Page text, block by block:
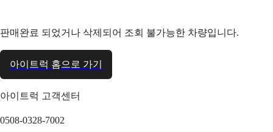
판매완료 되었거나 삭제되어 조회 불가능한 차량입니다.
아이트럭 홈으로 가기
아이트럭 고객센터
0508-0328-7002